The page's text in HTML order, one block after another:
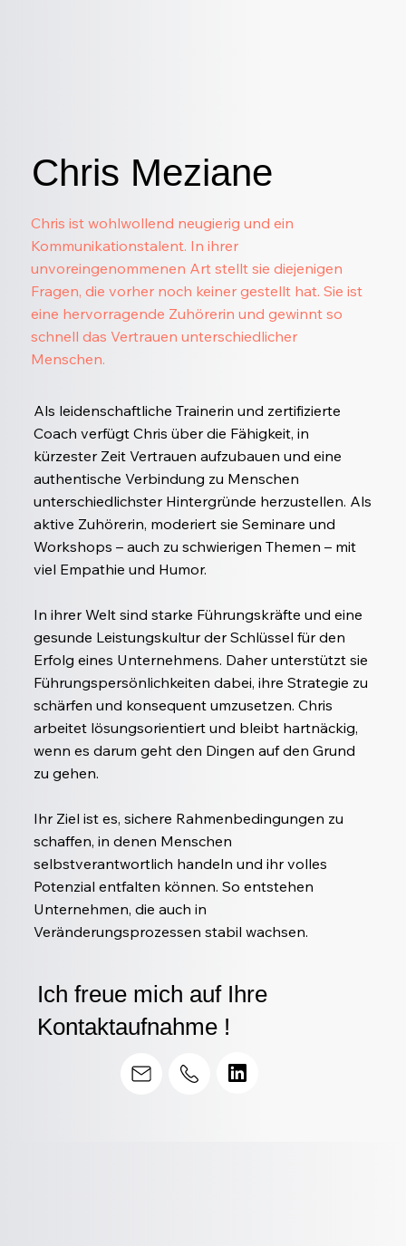
Chris Meziane
Chris ist wohlwollend neugierig und ein
Kommunikationstalent. In ihrer
unvoreingenommenen Art stellt sie diejenigen
Fragen, die vorher noch keiner gestellt hat. Sie ist
eine hervorragende Zuhörerin und gewinnt so
schnell das Vertrauen unterschiedlicher
Menschen.
Als leidenschaftliche Trainerin und zertifizierte
Coach verfügt Chris über die Fähigkeit, in
kürzester Zeit Vertrauen aufzubauen und eine
authentische Verbindung zu Menschen
unterschiedlichster Hintergründe herzustellen. Als
aktive Zuhörerin, moderiert sie Seminare und
Workshops – auch zu schwierigen Themen – mit
viel Empathie und Humor.
In ihrer Welt sind starke Führungskräfte und eine
gesunde Leistungskultur der Schlüssel für den
Erfolg eines Unternehmens. Daher unterstützt sie
Führungspersönlichkeiten dabei, ihre Strategie zu
schärfen und konsequent umzusetzen. Chris
arbeitet lösungsorientiert und bleibt hartnäckig,
wenn es darum geht den Dingen auf den Grund
zu gehen.
Ihr Ziel ist es, sichere Rahmenbedingungen zu
schaffen, in denen Menschen
selbstverantwortlich handeln und ihr volles
Potenzial entfalten können. So entstehen
Unternehmen, die auch in
Veränderungsprozessen stabil wachsen.
Ich freue mich auf Ihre
Kontaktaufnahme !